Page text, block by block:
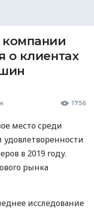
компании
о клиентах
1756
место среди
в 2019 году.
рынка
исследование